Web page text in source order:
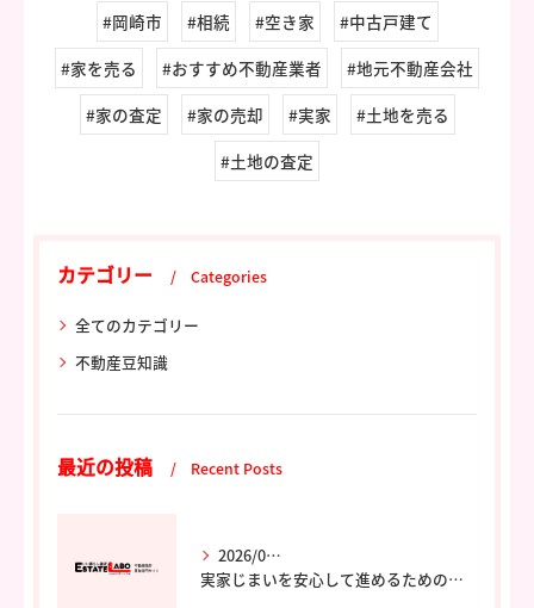
#岡崎市 #相続 #空き家
#中古戸建て
#家を売る
#おすすめ不動産業者
#地元不動産会社
#家の査定
#家の売却 #実家
#土地を売る
#土地の査定
カテゴリー Categories
全てのカテゴリー
不動産豆知識
最近の投稿 Recent Posts
2026/02/06
実家じまいを安心して進めるためのポイントと専門家の選び方